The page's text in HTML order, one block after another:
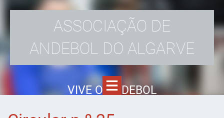
ASSOCIAÇÃO DE
ANDEBOL DO ALGARVE
VIVE O ANDEBOL